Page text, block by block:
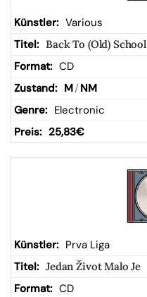
Various
Back To (Old) School
CD
M/ NM
Electronic
25,83€
Prva Liga
Jedan Život Malo Je
CD